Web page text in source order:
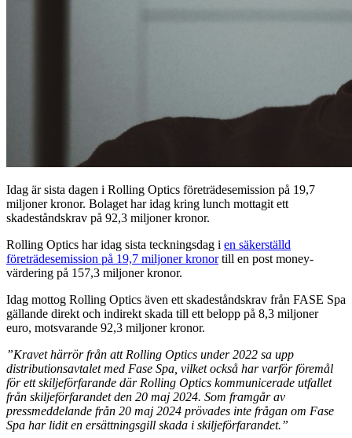
Idag är sista dagen i Rolling Optics företrädesemission på 19,7
miljoner kronor. Bolaget har idag kring lunch mottagit ett
skadeståndskrav på 92,3 miljoner kronor.
Rolling Optics har idag sista teckningsdag i en säkerställd
företrädesemission på 19,7 miljoner kronortill en post money-
värdering på 157,3 miljoner kronor.
Idag mottog Rolling Optics även ett skadeståndskrav från FASE Spa
gällande direkt och indirekt skada till ett belopp på 8,3 miljoner
euro, motsvarande 92,3 miljoner kronor.
”Kravet härrör från att Rolling Optics under 2022 sa upp
distributionsavtalet med Fase Spa, vilket också har varför föremål
för ett skiljeförfarande där Rolling Optics kommunicerade utfallet
från skiljeförfarandet den 20 maj 2024. Som framgår av
pressmeddelande från 20 maj 2024 prövades inte frågan om Fase
Spa har lidit en ersättningsgill skada i skiljeförfarandet.”